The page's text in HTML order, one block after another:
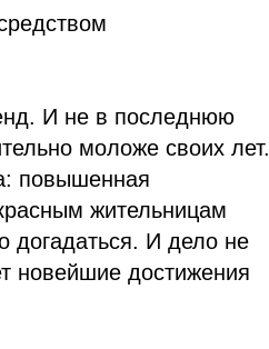
И не в последнюю
моложе своих лет.
повышенная
жительницам
догадаться. И дело не
новейшие достижения